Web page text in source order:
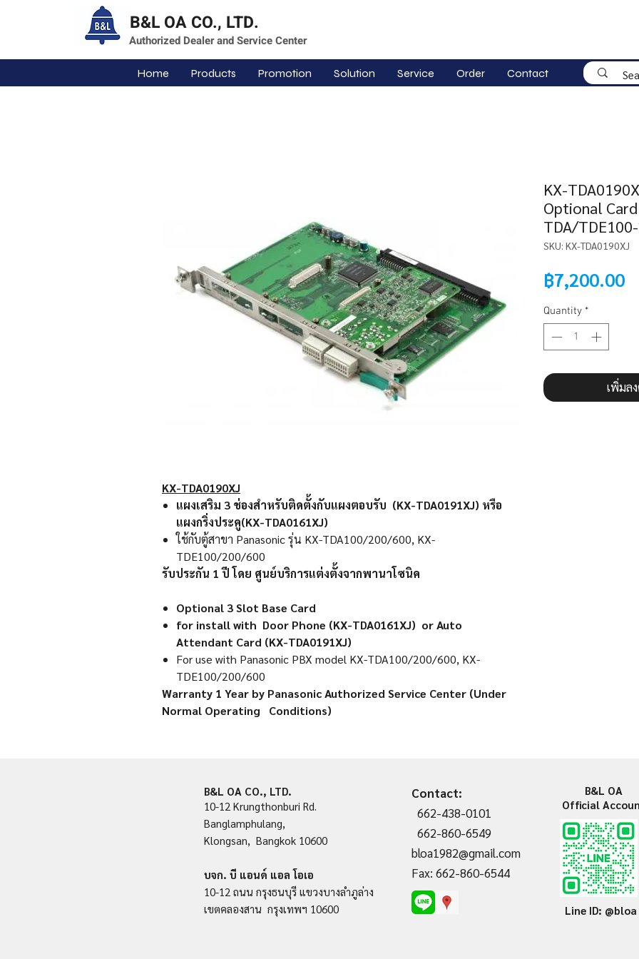
B&L OA CO., LTD.
Authorized Dealer and Service Center
Home Products Promotion Solution Service Order Contact
KX-TDA0190XJ
แผงเสริม 3 ช่องสำหรับติดตั้งกับแผงตอบรับ (KX-TDA0191XJ)​ หรือ
แผงกริ่งประคู(KX-TDA0161XJ)
ใช้กับตู้สาขา Panasonic รุ่น KX-TDA100/200/600, KX-
TDE100/200/600
รับประกัน 1ปี โดย ศูนย์บริการแต่งตั้งจากพานาโซนิค
Optional 3 Slot Base Card
for install with ​​​​​​Door Phone (KX-TDA0161XJ) or Auto
Attendant Card (KX-TDA0191XJ)​
For use with Panasonic PBX model KX-TDA100/200/600, KX-
TDE100/200/600
Warranty 1 Year by Panasonic Authorized Service Center (Under
Normal Operating Conditions)
KX-
Optional
TDA/
SKU: KX-TDA0190XJ
฿7,200.00
Quantity *
เพิ่มล
B&L OA CO., LTD.
10-12 Krungthonburi Rd.
Banglamphulang,
Klongsan, Bangkok 10600
บจก. บี แอนด์ แอล โอเอ
10-12 ถนน กรุงธนบุรี แขวงบางลำภูล่าง
เขตคลองสาน กรุงเทพฯ 10600
Contact:
662-438-0101
662-860-6549
bloa1982@gmail.com
Fax: 662-860-6544
B&L OA
Official
Line ID: @bloa